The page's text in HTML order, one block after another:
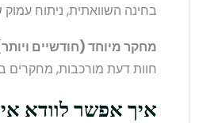
בחינה השוואתית, ניתוח
מחקר מיוחד (חודשיים
חוות דעת מורכבות, מחקרים
איך אפשר לוודא